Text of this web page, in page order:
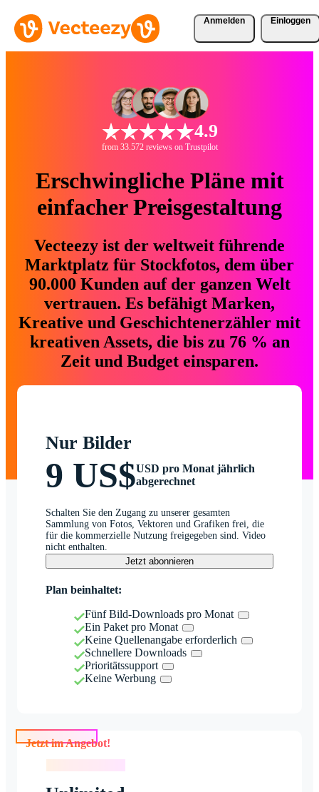
Anmelden Einloggen
4.9
from 33.572 reviews on Trustpilot
Erschwingliche Pläne mit
einfacher Preisgestaltung
Vecteezy ist der weltweit führende
Marktplatz für Stockfotos, dem über
90.000 Kunden auf der ganzen Welt
vertrauen. Es befähigt Marken,
Kreative und Geschichtenerzähler mit
kreativen Assets, die bis zu 76 % an
Zeit und Budget einsparen.
Nur Bilder
9 US$USD pro Monat jährlich
abgerechnet
Schalten Sie den Zugang zu unserer gesamten
Sammlung von Fotos, Vektoren und Grafiken frei, die
für die kommerzielle Nutzung freigegeben sind. Video
nicht enthalten.
Jetzt abonnieren
Plan beinhaltet:
Fünf Bild-Downloads pro Monat
Ein Paket pro Monat
Keine Quellenangabe erforderlich
Schnellere Downloads
Prioritätssupport
Keine Werbung
Jetzt im Angebot!